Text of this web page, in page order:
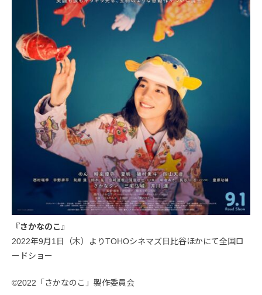
『さかなのこ』
2022年9月1日（木）よりTOHOシネマズ日比谷ほかにて全国ロ
ードショー
©2022「さかなのこ」製作委員会